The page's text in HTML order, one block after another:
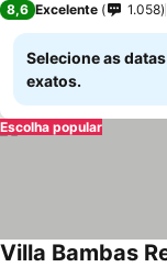
8,6 Excelente 1.058
Selecione as
exatos.
Escolha popular
Villa Bambas